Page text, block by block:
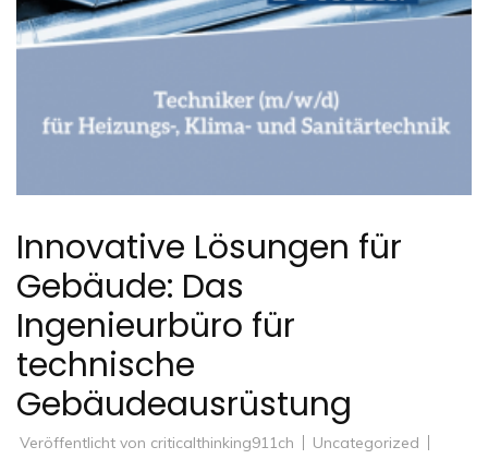
Innovative Lösungen für
Gebäude: Das
Ingenieurbüro für
technische
Gebäudeausrüstung
Veröffentlicht von criticalthinking911ch
Uncategorized